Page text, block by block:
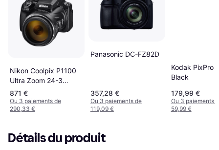
Nikon Coolpix P1100
Ultra Zoom 24-3
000mm Viseur Dfm1
871 €
Ou 3 paiements de
290,33 €
Panasonic DC-FZ82D
357,28 €
Ou 3 paiements de
119,09 €
Kodak PixPro
Black
179,99 €
Ou 3 paiements
59,99 €
Détails du produit